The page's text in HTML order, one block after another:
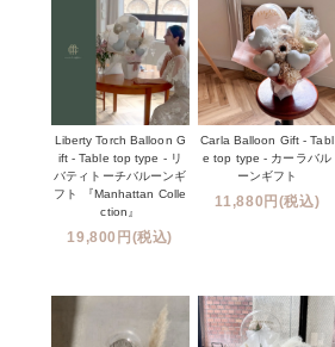
Liberty Torch Balloon G
ift - Table top type - リ
バティトーチバルーンギ
フト 『Manhattan Colle
ction』
19,800円(税込)
Carla Balloon Gift - Tabl
e top type - カーラバル
ーンギフト
11,880円(税込)